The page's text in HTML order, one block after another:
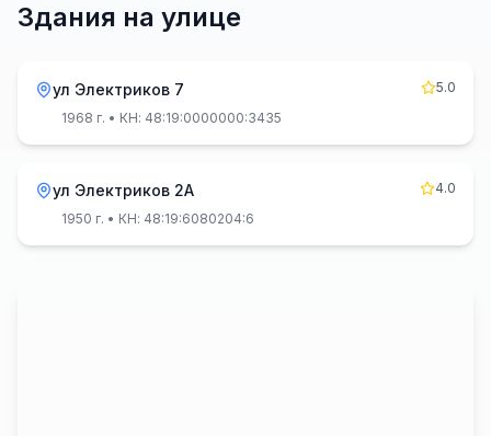
Здания на улице
ул Электриков 7
5.0
1968 г. • КН: 48:19:0000000:3435
ул Электриков 2А
4.0
1950 г. • КН: 48:19:6080204:6